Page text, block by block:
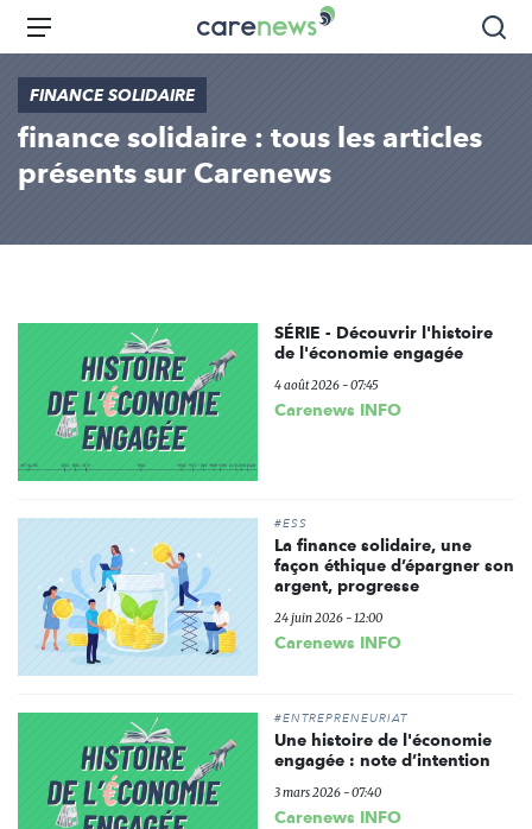
Aller
principal
Carenews,
Le
média
acteurs
de
l'engagement
Menu
FINANCE SOLIDAIRE
finance solidaire : tous les articles
présents sur Carenews
SÉRIE - Découvrir l'histoire
de l'économie engagée
4 août 2026 - 07:45
Carenews INFO
#ESS
La finance solidaire, une
façon éthique d’épargner son
argent, progresse
24 juin 2026 - 12:00
Carenews INFO
#ENTREPRENEURIAT
Une histoire de l'économie
engagée : note d’intention
3 mars 2026 - 07:40
Carenews INFO